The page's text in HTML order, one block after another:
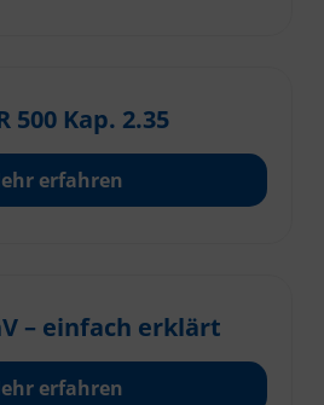
500 Kap. 2.35
erfahren
– einfach erklärt
erfahren